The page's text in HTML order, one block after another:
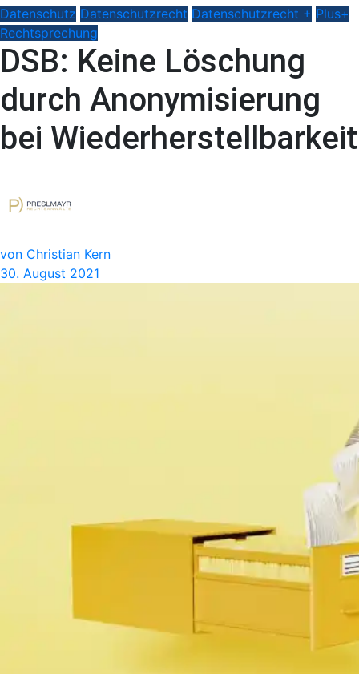
Datenschutz Datenschutzrecht Datenschutzrecht + Plus+
Rechtsprechung
DSB: Keine Löschung
durch Anonymisierung
bei Wiederherstellbarkeit
von Christian Kern
30. August 2021